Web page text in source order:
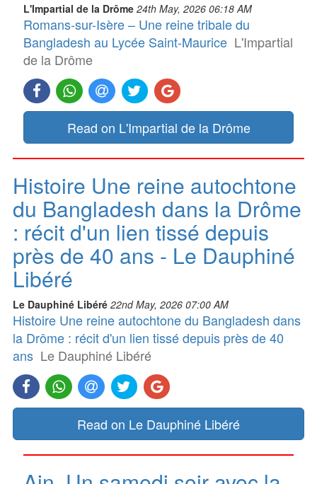
L'Impartial de la Drôme 24th May, 2026 06:18 AM
Romans-sur-Isère – Une reine tribale du
Bangladesh au Lycée Saint-Maurice L'Impartial
de la Drôme
Read on L'Impartial de la Drôme
Histoire Une reine autochtone
du Bangladesh dans la Drôme
: récit d'un lien tissé depuis
près de 40 ans - Le Dauphiné
Libéré
Le Dauphiné Libéré 22nd May, 2026 07:00 AM
Histoire Une reine autochtone du Bangladesh dans
la Drôme : récit d'un lien tissé depuis près de 40
ans Le Dauphiné Libéré
Read on Le Dauphiné Libéré